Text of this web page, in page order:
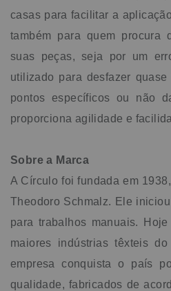
casas para facilitar a
também para quem procura
suas peças, seja por um
utilizado para desfazer
pontos específicos ou não
proporciona agilidade e
Sobre a Marca
A Círculo foi fundada em
Theodoro Schmalz. Ele
para trabalhos manuais.
maiores indústrias têxteis
empresa conquista o país
qualidade, fabricados de